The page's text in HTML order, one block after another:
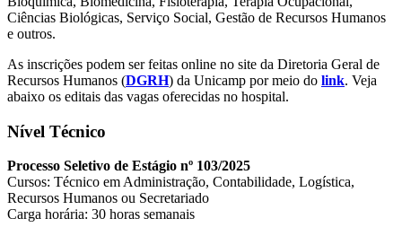
Ciências Biológicas, Serviço Social, Gestão de Recursos Humanos
e outros.
As inscrições podem ser feitas online no site da Diretoria Geral de
Recursos Humanos (DGRH) da Unicamp por meio do link. Veja
abaixo os editais das vagas oferecidas no hospital.
Nível Técnico
Processo Seletivo de Estágio nº 103/2025
Cursos: Técnico em Administração, Contabilidade, Logística,
Recursos Humanos ou Secretariado
Carga horária: 30 horas semanais